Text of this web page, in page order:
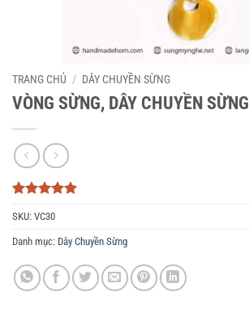
TRANG CHỦ / DÂY CHUYỀN SỪNG
VÒNG SỪNG, DÂY CHUYỀN SỪNG
5trên 5
dựa trên
3
đánh giá
SKU: VC30
Danh mục: Dây Chuyền Sừng